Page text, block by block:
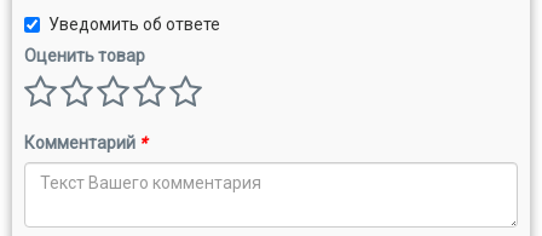
Уведомить об ответе
Оценить товар
Комментарий *